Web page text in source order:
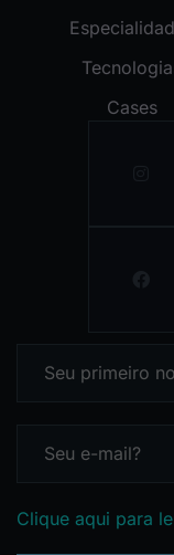
Cases
Clique aqui para